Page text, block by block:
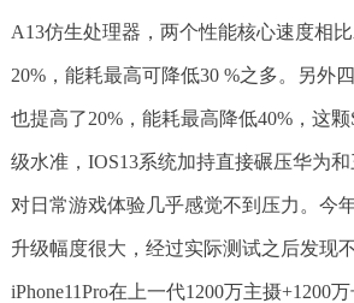
A13仿生处理器，两个性能核心速度相
20%，能耗最高可降低30 %之多。另外
也提高了20%，能耗最高降低40%，这
级水准，IOS13系统加持直接碾压华为
对日常游戏体验几乎感觉不到压力。今
升级幅度很大，经过实际测试之后发现
iPhone11Pro在上一代1200万主摄+1200